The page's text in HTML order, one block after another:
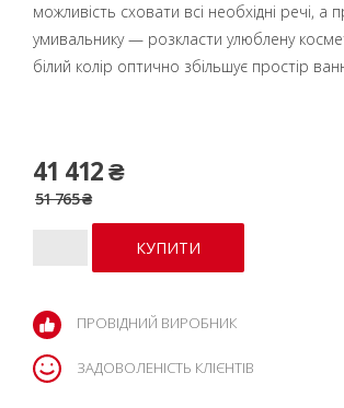
можливість сховати всі необхідні речі, а
умивальнику — розкласти улюблену
білий колір оптично збільшує простір
41 412 ₴
51 765 ₴
ПРОВІДНИЙ ВИРОБНИК
ЗАДОВОЛЕНІСТЬ КЛІЄНТІВ